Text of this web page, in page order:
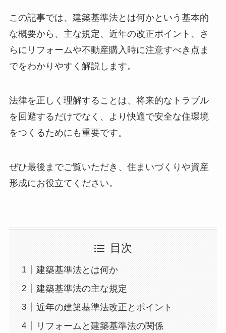
この記事では、建築基準法とは何かという基本的
な概要から、主な規定、近年の改正ポイント、さ
らにリフォームや不動産購入時に注意すべき点ま
でをわかりやすく解説します。
法律を正しく理解することは、将来的なトラブル
を回避するだけでなく、より快適で安全な住環境
をつくるためにも重要です。
ぜひ最後までご覧いただき、住まいづくりや資産
形成にお役立てください。
目次
建築基準法とは何か
建築基準法の主な規定
近年の建築基準法改正とポイント
リフォームと建築基準法の関係